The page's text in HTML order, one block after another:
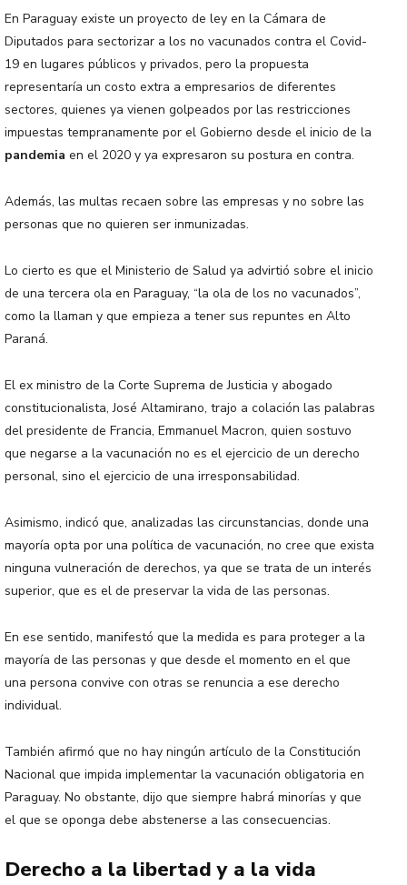
En Paraguay existe un proyecto de ley en la Cámara de
Diputados para sectorizar a los no vacunados contra el Covid-
19 en lugares públicos y privados, pero la propuesta
representaría un costo extra a empresarios de diferentes
sectores, quienes ya vienen golpeados por las restricciones
impuestas tempranamente por el Gobierno desde el inicio de la
pandemia en el 2020 y ya expresaron su postura en contra.
Además, las multas recaen sobre las empresas y no sobre las
personas que no quieren ser inmunizadas.
Lo cierto es que el Ministerio de Salud ya advirtió sobre el inicio
de una tercera ola en Paraguay, “la ola de los no vacunados”,
como la llaman y que empieza a tener sus repuntes en Alto
Paraná.
El ex ministro de la Corte Suprema de Justicia y abogado
constitucionalista, José Altamirano, trajo a colación las palabras
del presidente de Francia, Emmanuel Macron, quien sostuvo
que negarse a la vacunación no es el ejercicio de un derecho
personal, sino el ejercicio de una irresponsabilidad.
Asimismo, indicó que, analizadas las circunstancias, donde una
mayoría opta por una política de vacunación, no cree que exista
ninguna vulneración de derechos, ya que se trata de un interés
superior, que es el de preservar la vida de las personas.
En ese sentido, manifestó que la medida es para proteger a la
mayoría de las personas y que desde el momento en el que
una persona convive con otras se renuncia a ese derecho
individual.
También afirmó que no hay ningún artículo de la Constitución
Nacional que impida implementar la vacunación obligatoria en
Paraguay. No obstante, dijo que siempre habrá minorías y que
el que se oponga debe abstenerse a las consecuencias.
Derecho a la libertad y a la vida